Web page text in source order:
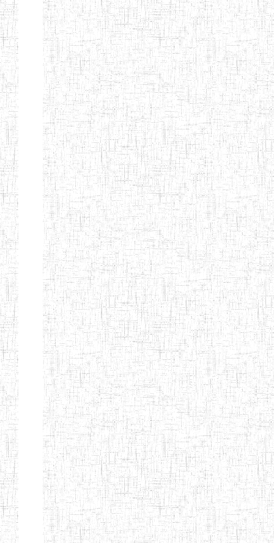
ENIEG BERYLA 06/06/2014 ENIEG Privé
ENIEG
L'EXCELLENCE
28/08/2009 ENIEG Privé
ENIEG DES
NATIONS
10/07/2001 ENIEG Privé
ENIET PAUL
MOMO
23/07/2014 ENIET Privé
ENIEG PRIVEE
TCHEB'S
10/07/2008 ENIEG Privé
ENIEG PRIVEE
BILINGUE
INCLUSIVE
LOUIS
BRAILLE DU
CJARC
12/07/2019 ENIEG Privé
ENIEG LA
PENSEE
28/12/2007 ENIEG Privé
ENIEG PRIVEE
AIME-CESAIRE
28/08/2009 ENIEG Privé
ENIEG
SIANTOU
03/06/2014 ENIEG Privé
ENIEG LA
26/05/2014 ENIEG Privé